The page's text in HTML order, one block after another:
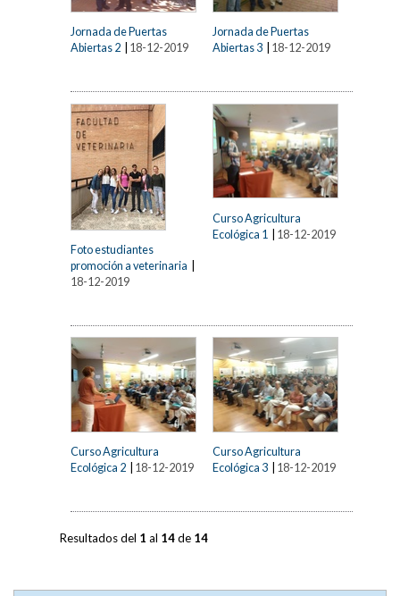
Jornada de Puertas
Abiertas 2
18-12-2019
Jornada de Puertas
Abiertas 3
18-12-2019
Foto estudiantes
promoción a veterinaria
18-12-2019
Curso Agricultura
Ecológica 1 | 18-12-2019
Curso Agricultura
Ecológica 2
18-12-2019
Curso Agricultura
Ecológica 3
18-12-2019
Resultados del 1 al 14de 14